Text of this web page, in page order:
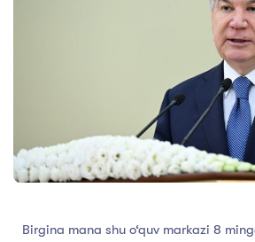
Birgina mana shu o‘quv markazi 8